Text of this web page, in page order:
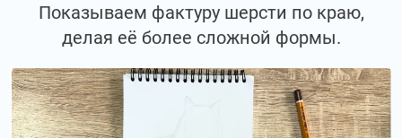
Показываем фактуру шерсти по краю,
делая её более сложной формы.